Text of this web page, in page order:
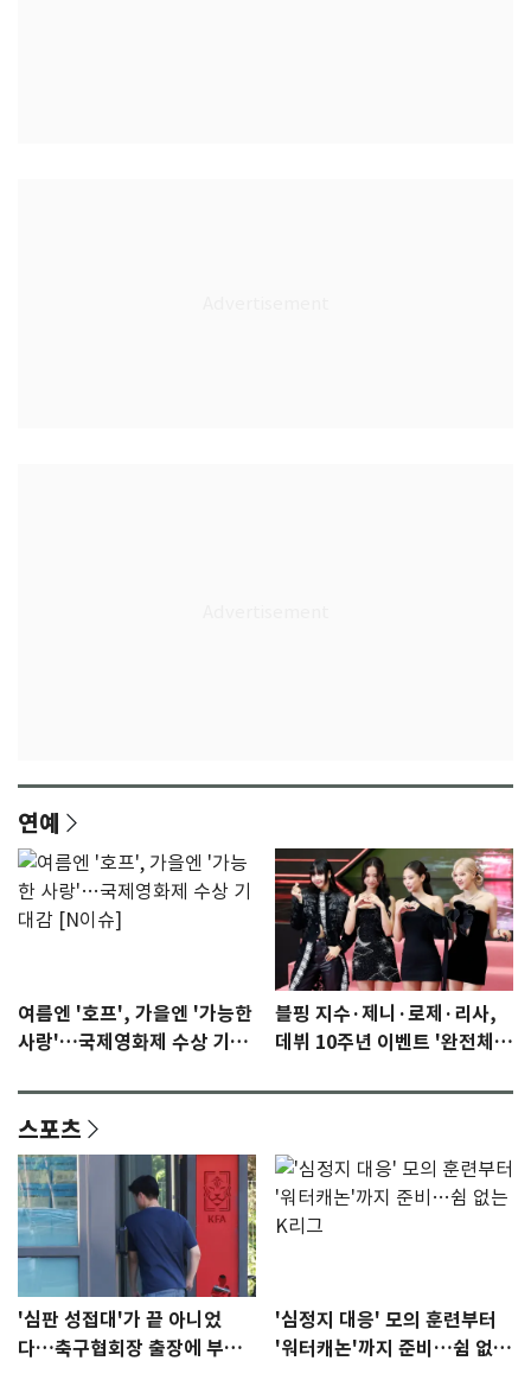
연예
여름엔 '호프', 가을엔 '가능한
사랑'…국제영화제 수상 기대
블핑 지수·제니·로제·리사,
데뷔 10주년 이벤트 '완전체'
스포츠
'심판 성접대'가 끝 아니었
다…축구협회장 출장에 부인
'심정지 대응' 모의 훈련부터
'워터캐논'까지 준비…쉼 없는